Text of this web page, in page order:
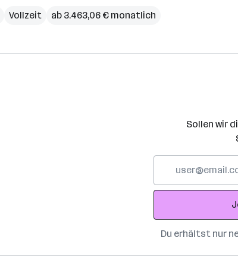
Vollzeit ab 3.463,06 € monatlich
Sollen wir
Adresse
Du erhältst nur